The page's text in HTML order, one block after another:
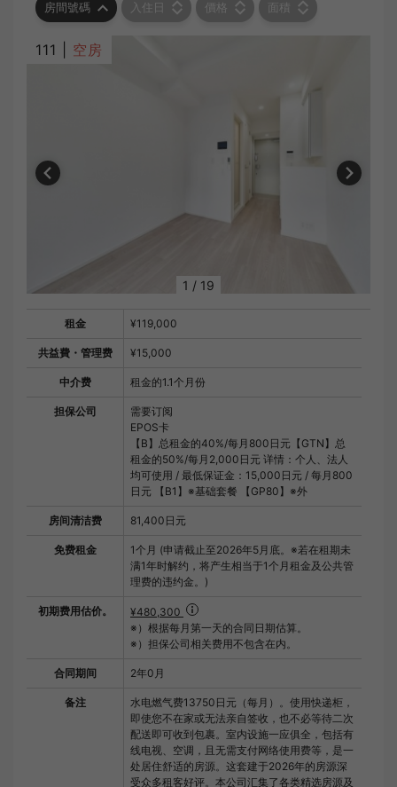
房間號碼 入住日 價格 面積
111 | 空房
1 / 19
租金 ¥119,000
共益費・管理费 ¥15,000
中介费 租金的1.1个月份
担保公司
需要订阅
EPOS卡
【B】总租金的40%/每月800日元【GTN】总
租金的50%/每月2,000日元 详情：个人、法人
均可使用 / 最低保证金：15,000日元 / 每月800
日元 【B1】※基础套餐 【GP80】※外
房间清洁费 81,400日元
免费租金
1个月 (申请截止至2026年5月底。※若在租期未
满1年时解约，将产生相当于1个月租金及公共管
理费的违约金。)
初期费用估价。
¥480,300
※）根据每月第一天的合同日期估算。
※）担保公司相关费用不包含在内。
合同期间 2年0月
备注
水电燃气费13750日元（每月）。使用快递柜，
即使您不在家或无法亲自签收，也不必等待二次
配送即可收到包裹。室内设施一应俱全，包括有
线电视、空调，且无需支付网络使用费等，是一
处居住舒适的房源。这套建于2026年的房源深
受众多租客好评。本公司汇集了各类精选房源及